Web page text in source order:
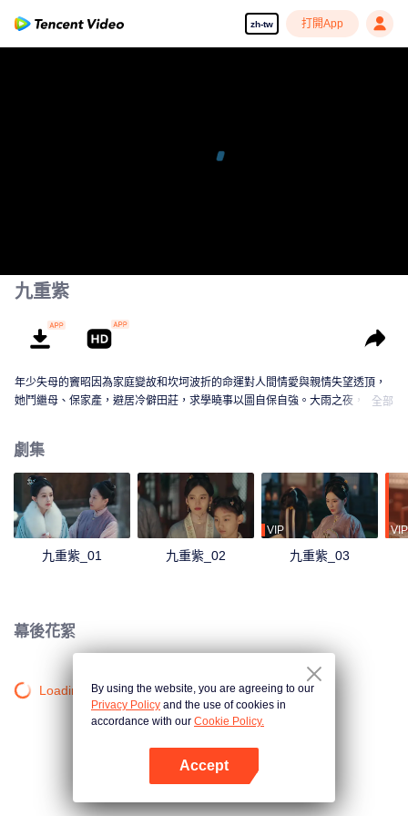
zh-tw 打開App
九重紫
年少失母的竇昭因為家庭變故和坎坷波折的命運對人間情愛與親情失望透頂，
她鬥繼母、保家產，避居冷僻田莊，求學曉事以圖自保自強。大雨之夜，竇昭
竇昭也在繼母的破壞下遭遇換親流言。二人選擇成親以結同盟、共度困局。曾
經彼此猜忌的他們在相互幫扶中共渡難關，也由此漸漸相知相惜、互為知己。
不料風雨欲來、朝堂驟變，竇昭與宋墨攜手面對危局，共同挽救家族命運、解
開英國公府換子疑雲、成功阻止遼王謀逆，平忠臣冤案、保家國安寧，活出了
真正屬於自己的人生。
全部
劇集
九重紫_01 九重紫_02
VIP
九重紫_03
VIP
幕後花絮
Loading…By using the website, you are agreeing to our
Privacy Policy and the use of cookies in
accordance with our Cookie Policy.
Accept